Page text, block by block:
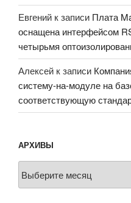
Евгений к записи Плата
оснащена интерфейсом
четырьмя
Алексей к записи
систему-на-модуле на
соответствующую
АРХИВЫ